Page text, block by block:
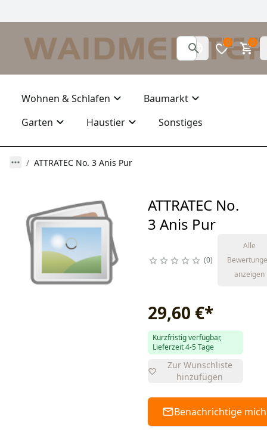
0 0
Wohnen & Schlafen
Baumarkt
Garten
Haustier Sonstiges
ATTRATEC No. 3 Anis Pur
ATTRATEC No.
3 Anis Pur
0
Alle
anzeigen
29,60 €*
Kurzfristig verfügbar,
Lieferzeit 4-5 Tage
Zur Wunschliste
hinzufügen
Benachrichtige mich